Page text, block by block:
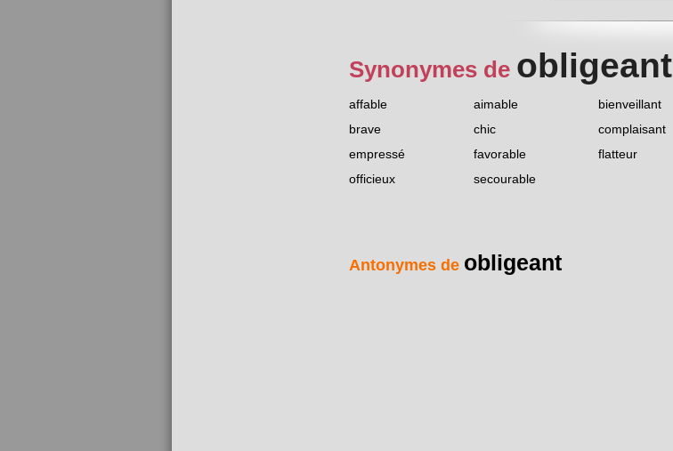
Synonymes de obligeant
affable aimable bienveillant
brave
chic complaisant
empressé
favorable flatteur
officieux
secourable
Antonymes de obligeant